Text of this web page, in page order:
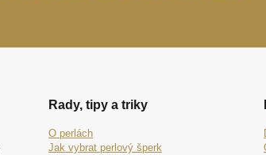
Rady, tipy a triky
O perlách
Jak vybrat perlový šperk